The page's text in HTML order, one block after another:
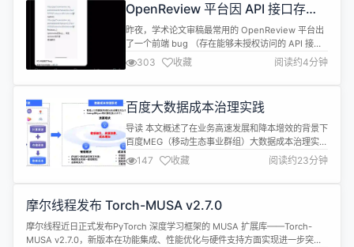
OpenReview 平台因 API 接口存在
未授权访问漏洞，导致审稿人数据可
公开访问
昨夜，学术论文审稿最常用的 OpenReview 平台出
了一个前端 bug （存在能够未授权访问的 API 接
口，调用该接口可以查找历史所有会议论文的审稿人
和 Area Chair 等实名信息），导致原本的「双盲评
审」变成了实名打分且分数可查。 只要把投稿的
拉出这篇论文的所有作者、审稿人、AC 的...
303 收藏 阅读约4分钟
百度大数据成本治理实践
导读 本文概述了在业务高速发展和降本增效的背景下
百度MEG（移动生态事业群组）大数据成本治理实践
方案，主要包含当前业务面临的主要问题、计算数据
成本治理优化方案、存储数据成本治理优化方案、数
据成本治理成果以及未来治理方向的一个思路探讨，
业务及产品的快速发展，海量的离线数据成本在持续
地增长。在此背景下，通过大数...
147 收藏 阅读约23分钟
摩尔线程发布 Torch-MUSA v2.7.0
摩尔线程近日正式发布PyTorch 深度学习框架的 MUSA 扩展库——Torch-
MUSA v2.7.0，新版本在功能集成、性能优化与硬件支持方面实现进一步突